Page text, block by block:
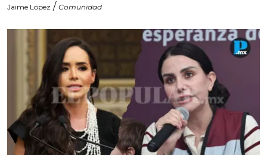
Jaime López / Comunidad